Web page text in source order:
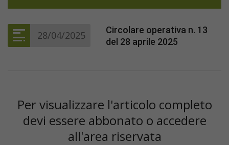
28/04/2025
Circolare operativa n. 13
del 28 aprile 2025
Per visualizzare l'articolo completo
devi essere abbonato o accedere
all'area riservata